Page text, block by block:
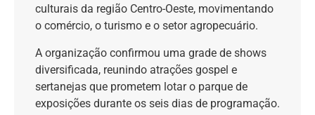
culturais da região Centro-Oeste, movimentando
o comércio, o turismo e o setor agropecuário.
A organização confirmou uma grade de shows
diversificada, reunindo atrações gospel e
sertanejas que prometem lotar o parque de
exposições durante os seis dias de programação.